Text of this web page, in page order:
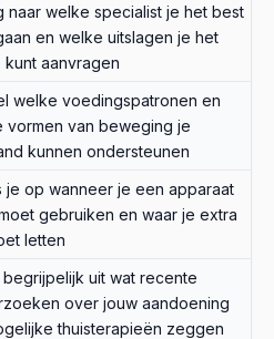
naar welke specialist je het best
en welke uitslagen je het
kunt aanvragen
welke voedingspatronen en
vormen van beweging je
kunnen ondersteunen
je op wanneer je een apparaat
gebruiken en waar je extra
letten
uit wat recente
over jouw aandoening
thuisterapieën zeggen